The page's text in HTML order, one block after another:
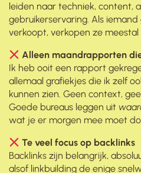
leiden naar techniek, content,
gebruikerservaring. Als
verkoopt, verkopen ze meestal
Alleen maandrapporten
Ik heb ooit een rapport
allemaal grafiekjes die ik zelf
kunnen zien. Geen context,
Goede bureaus leggen uit
wat je er morgen mee moet
Te veel focus op backlinks
Backlinks zijn belangrijk,
alsof linkbuilding de enige